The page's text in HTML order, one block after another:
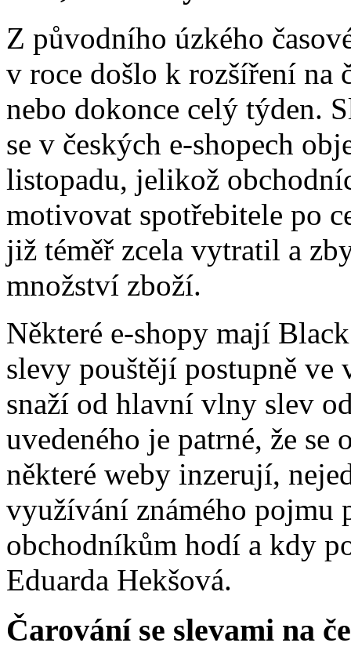
Z původního úzkého
v roce došlo k rozšíření na
nebo dokonce celý týden.
se v českých e-shopech
listopadu, jelikož
motivovat spotřebitele po
již téměř zcela vytratil a
množství zboží.
Některé e-shopy mají
slevy pouštějí postupně ve
snaží od hlavní vlny slev
uvedeného je patrné, že se
některé weby inzerují,
využívání známého pojmu
obchodníkům hodí a kdy
Eduarda Hekšová.
Čarování se slevami na